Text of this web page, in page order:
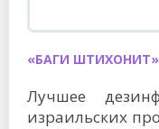
«БАГИ ШТИХОНИТ»
Лучшее
израильских